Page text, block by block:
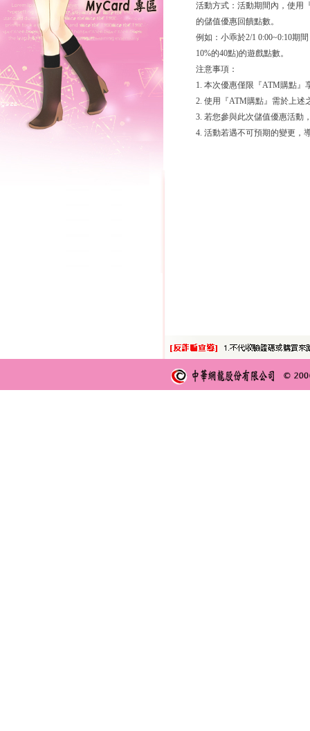
活動方式：活動期間內，使用
的儲值優惠回饋點數。
例如：小乖於2/1 0:00~0:10期
10%的40點)的遊戲點數。
注意事項：
1. 本次優惠僅限『ATM購點』
2. 使用『ATM購點』需於上述
3. 若您參與此次儲值優惠活動
4. 活動若遇不可預期的變更，